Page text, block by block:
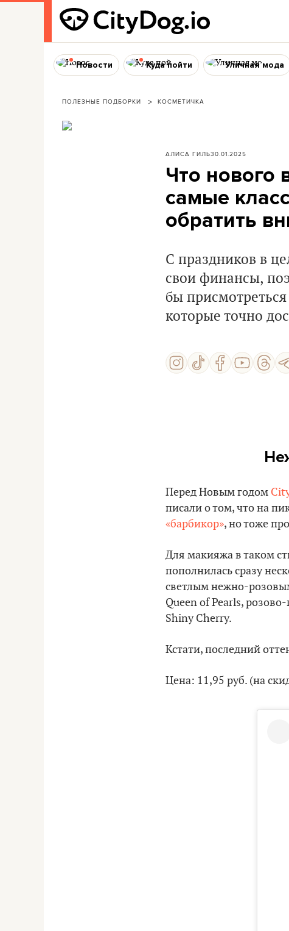
Новости Куда пойти Уличная мода
ПОЛЕЗНЫЕ ПОДБОРКИ КОСМЕТИЧКА
АЛИСА ГИЛЬ30.01.2025
Что нового
самые
обратить
С праздников в
свои финансы,
бы
которые точно
Перед Новым годом
писали о том, что на
«барбикор», но тоже
Для макияжа в таком
пополнилась сразу
светлым нежно-
Queen of Pearls,
Shiny Cherry.
Кстати, последний
Цена: 11,95 руб. (на